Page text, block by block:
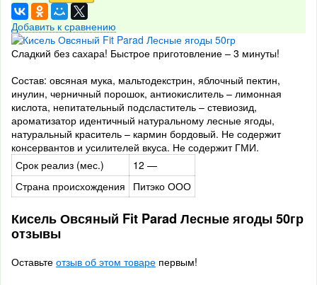
Добавить к сравнению
Сладкий без сахара! Быстрое приготовление – 3 минуты!
Состав: овсяная мука, мальтодекстрин, яблочный пектин,
инулин, черничный порошок, антиокислитель – лимонная
кислота, непитательный подсластитель – стевиозид,
ароматизатор идентичный натуральному лесные ягоды,
натуральный краситель – кармин бордовый. Не содержит
консервантов и усилителей вкуса. Не содержит ГМИ.
Срок реализ (мес.)
12 —
Страна происхождения
Питэко ООО
Кисель Овсяный Fit Parad Лесные ягоды 50гр
отзывы
Оставьте отзыв об этом товаре первым!